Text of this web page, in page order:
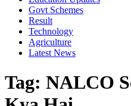
Govt Schemes
Result
Technology
Agriculture
Latest News
Tag: NALCO